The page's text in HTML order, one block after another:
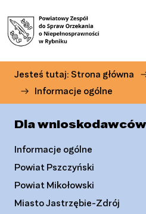
Przejdź do treści
Jesteś tutaj: Strona główna
Informacje ogólne
Dla wnioskodawców
Informacje ogólne
Powiat Pszczyński
Powiat Mikołowski
Miasto Jastrzębie-Zdrój